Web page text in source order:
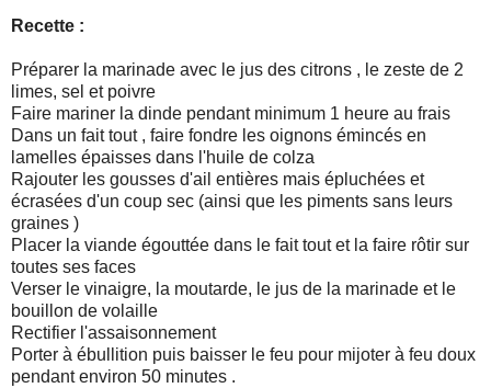
Recette :
Préparer la marinade avec le jus des citrons , le zeste de 2
limes, sel et poivre
Faire mariner la dinde pendant minimum 1 heure au frais
Dans un fait tout , faire fondre les oignons émincés en
lamelles épaisses dans l'huile de colza
Rajouter les gousses d'ail entières mais épluchées et
écrasées d'un coup sec (ainsi que les piments sans leurs
graines )
Placer la viande égouttée dans le fait tout et la faire rôtir sur
toutes ses faces
Verser le vinaigre, la moutarde, le jus de la marinade et le
bouillon de volaille
Rectifier l'assaisonnement
Porter à ébullition puis baisser le feu pour mijoter à feu doux
pendant environ 50 minutes .